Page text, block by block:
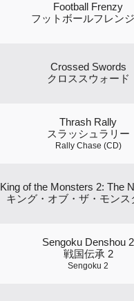
Football Frenzy
フットボールフレン
Crossed Swords
クロススウォード
Thrash Rally
スラッシュラリー
Rally Chase (CD)
King of the Monsters 2: The
キング・オブ・ザ・モンス
Sengoku Denshou 2
戦国伝承 2
Sengoku 2